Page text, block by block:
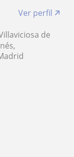
Ver perfil
de